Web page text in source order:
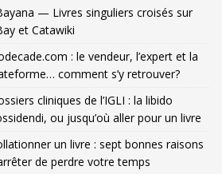
— Livres singuliers croisés sur
et Catawiki
: le vendeur, l’expert et la
comment s’y retrouver?
cliniques de l’IGLI : la libido
ou jusqu’où aller pour un livre
un livre : sept bonnes raisons
de perdre votre temps